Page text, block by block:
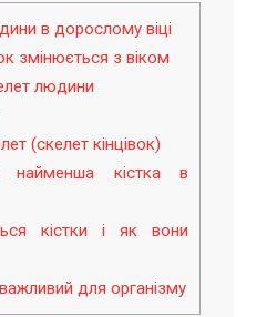
в дорослому віці
змінюється з віком
людини
(скелет кінцівок)
найменша кістка в
кістки і як вони
для організму